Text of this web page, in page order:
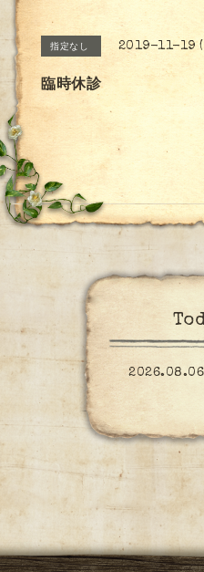
指定なし 2019-11-19
臨時休診